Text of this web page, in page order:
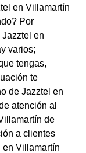
en Villamartín
Por
en
varios;
tengas,
te
de Jazztel en
atención al
de
a clientes
en Villamartín